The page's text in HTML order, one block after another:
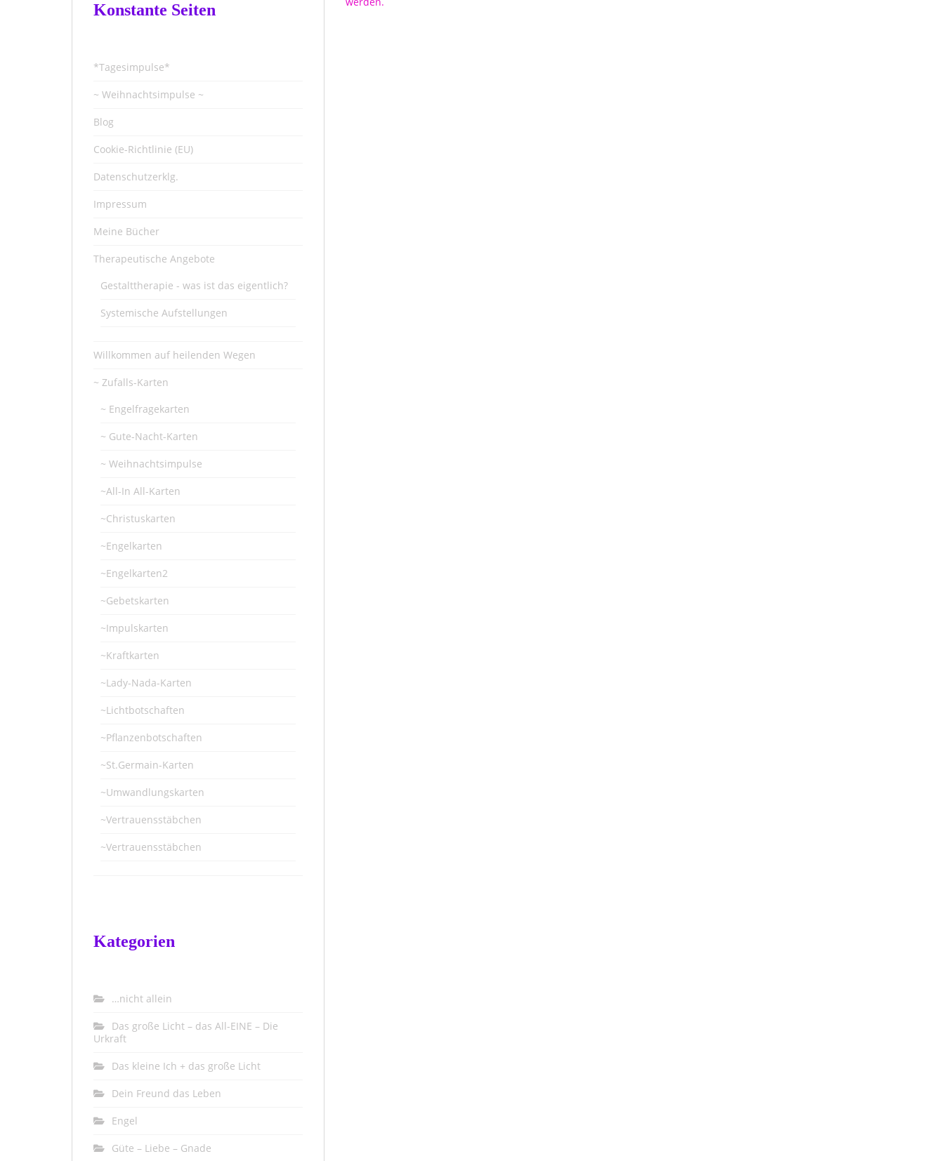
Konstante Seiten
*Tagesimpulse*
~ Weihnachtsimpulse ~
Blog
Cookie-Richtlinie (EU)
Datenschutzerklg.
Impressum
Meine Bücher
Therapeutische Angebote
Gestalttherapie - was ist das eigentlich?
Systemische Aufstellungen
Willkommen auf heilenden Wegen
~ Zufalls-Karten
~ Engelfragekarten
~ Gute-Nacht-Karten
~ Weihnachtsimpulse
~All-In All-Karten
~Christuskarten
~Engelkarten
~Engelkarten2
~Gebetskarten
~Impulskarten
~Kraftkarten
~Lady-Nada-Karten
~Lichtbotschaften
~Pflanzenbotschaften
~St.Germain-Karten
~Umwandlungskarten
~Vertrauensstäbchen
~Vertrauensstäbchen
Kategorien
…nicht allein
Das große Licht – das All-EINE – Die
Urkraft
Das kleine Ich + das große Licht
Dein Freund das Leben
Engel
Güte – Liebe – Gnade